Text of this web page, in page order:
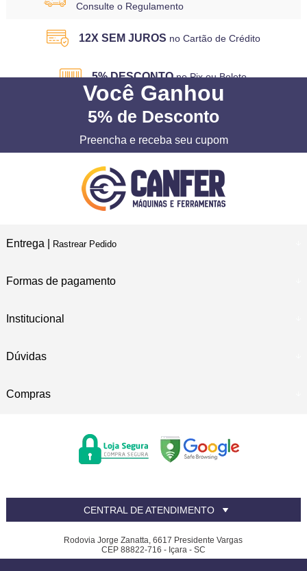
Consulte o Regulamento
12X SEM JUROS no Cartão de Crédito
5% DESCONTO no Pix ou Boleto
Você Ganhou
5% de Desconto
Preencha e receba seu cupom
Entrega | Rastrear Pedido
Formas de pagamento
Institucional
Dúvidas
Compras
CENTRAL DE ATENDIMENTO
Rodovia Jorge Zanatta, 6617 Presidente Vargas
CEP 88822-716 - Içara - SC